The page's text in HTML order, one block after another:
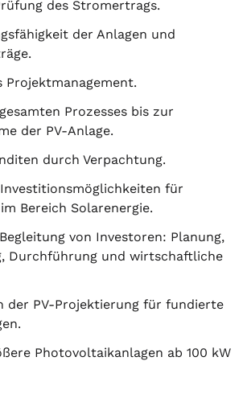
des Stromertrags.
der Anlagen und
Projektmanagement.
Prozesses bis zur
der PV-Anlage.
durch Verpachtung.
für
Bereich Solarenergie.
von Investoren: Planung,
, Durchführung und wirtschaftliche
der PV-Projektierung für fundierte
Photovoltaikanlagen ab 100 kW